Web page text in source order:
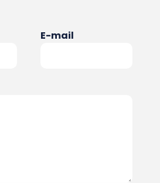
E-mail